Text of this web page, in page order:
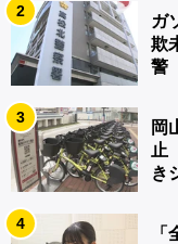
2
ガ
欺
警
3
岡
止
き
4